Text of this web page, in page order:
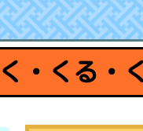
・くる・